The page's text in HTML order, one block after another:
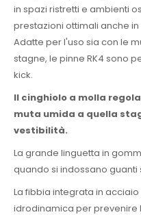
in spazi ristretti e ambienti
prestazioni ottimali anche
Adatte per l'uso sia con le
stagne, le pinne RK4 sono
kick.
Il cinghiolo a molla
muta umida a quella
vestibilità.
La grande linguetta in
quando si indossano guanti
La fibbia integrata in
idrodinamica per